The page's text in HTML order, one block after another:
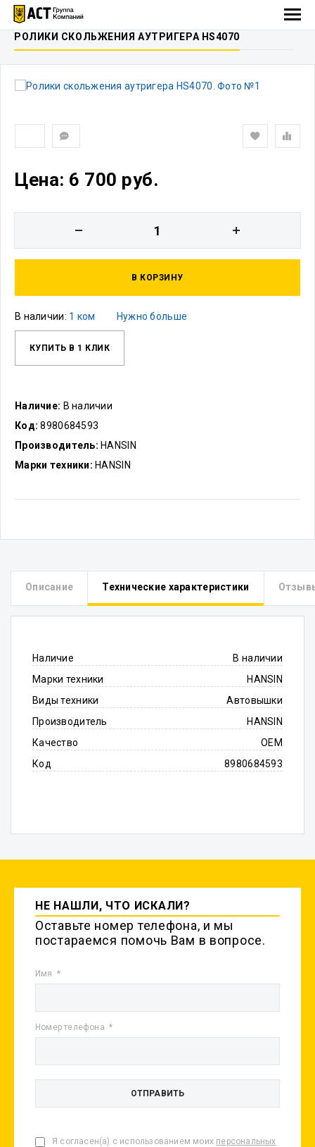
РОЛИКИ СКОЛЬЖЕНИЯ АУТРИГЕРА HS4070
Наличие: В наличии
Код: 8980684593
Производитель: HANSIN
Марки техники: HANSIN
Цена: 6 700 руб.
В КОРЗИНУ
В наличии: 1 ком Нужно больше
КУПИТЬ В 1 КЛИК
Описание Технические характеристики
Наличие
В наличии
Марки техники
HANSIN
Виды техники
Автовышки
Производитель
HANSIN
Качество
OEM
Код
8980684593
НЕ НАШЛИ, ЧТО ИСКАЛИ?
Оставьте номер телефона, и мы
постараемся помочь Вам в вопросе.
Имя
Номер телефона
Я согласен(а) с использованием моих персональных